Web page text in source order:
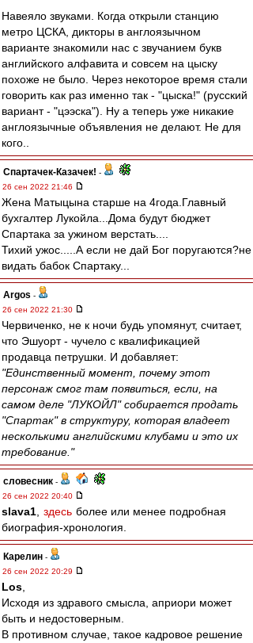
Навеяло звуками. Когда открыли станцию
метро ЦСКА, дикторы в англоязычном
варианте знакомили нас с звучанием букв
английского алфавита и совсем на цыску
похоже не было. Через некоторое время стали
говорить как раз именно так - "цыска!" (русский
вариант - "цээска"). Ну а теперь уже никакие
англоязычные объявления не делают. Не для
кого..
Спартачек-Казачек! -
26 сен 2022 21:46
Жена Матыцына старше на 4года.Главный
бухгалтер Лукойла...Дома будут бюджет
Спартака за ужином верстать....
Тихий ужос.....А если не дай Бог поругаются?не
видать бабок Спартаку...
Argos -
26 сен 2022 21:30
Червиченко, не к ночи будь упомянут, считает,
что Эшуорт - чучело с квалификацией
продавца петрушки. И добавляет:
"Единственный момент, почему этот
персонаж смог там появиться, если, на
самом деле "ЛУКОЙЛ" собирается продать
"Спартак" в структуру, которая владеет
несколькими английскими клубами и это их
требование."
словесник -
26 сен 2022 20:40
slava1 здесь более или менее подробная
биография-хронология.
Карелин -
26 сен 2022 20:29
Los
Исходя из здравого смысла, априори может
быть и недостоверным.
В противном случае, такое кадровое решение